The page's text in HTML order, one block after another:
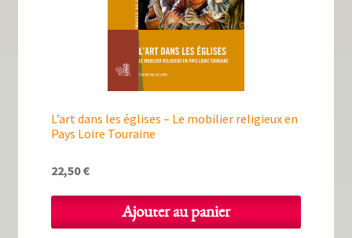
L’art dans les églises – Le mobilier religieux en
Pays Loire Touraine
22,50€
Ajouter au panier